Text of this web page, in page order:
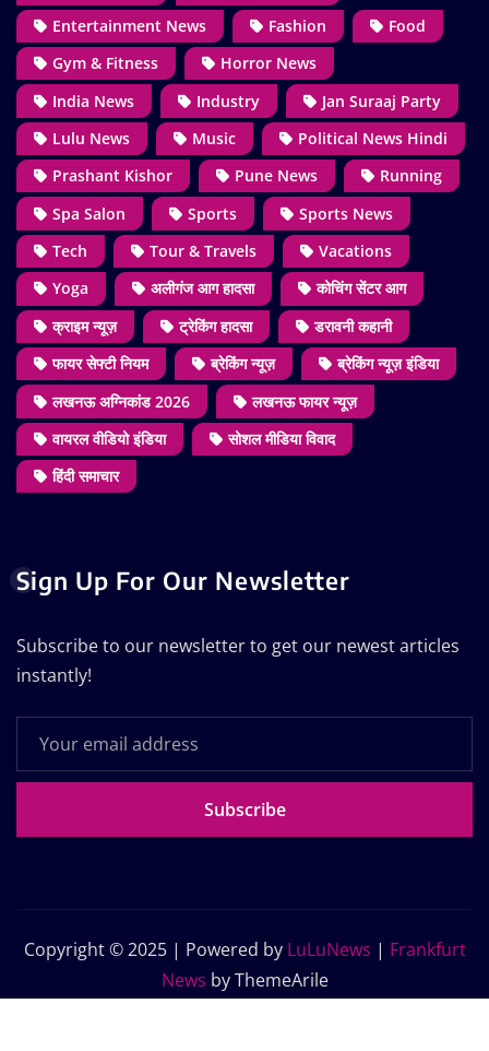
Entertainment News
Fashion
Food
Gym & Fitness
Horror News
India News
Industry
Jan Suraaj Party
Lulu News
Music
Political News Hindi
Prashant Kishor
Pune News
Running
Spa Salon
Sports
Sports News
Tech
Tour & Travels
Vacations
Yoga
अलीगंज आग हादसा
कोचिंग सेंटर आग
क्राइम न्यूज़
ट्रेकिंग हादसा
डरावनी कहानी
फायर सेफ्टी नियम
ब्रेकिंग न्यूज़
ब्रेकिंग न्यूज़ इंडिया
लखनऊ अग्निकांड 2026
लखनऊ फायर न्यूज़
वायरल वीडियो इंडिया
सोशल मीडिया विवाद
हिंदी समाचार
Sign Up For Our Newsletter
Subscribe to our newsletter to get our newest articles
instantly!
Subscribe
Copyright © 2025 | Powered by LuLuNews | Frankfurt
News by ThemeArile